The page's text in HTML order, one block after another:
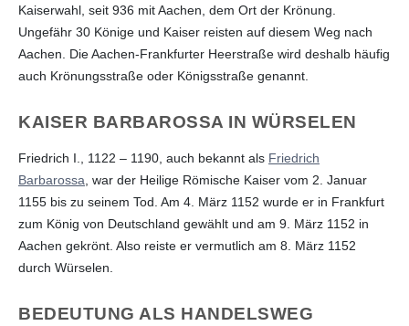
Kaiserwahl, seit 936 mit Aachen, dem Ort der Krönung.
Ungefähr 30 Könige und Kaiser reisten auf diesem Weg nach
Aachen. Die Aachen-Frankfurter Heerstraße wird deshalb häufig
auch Krönungsstraße oder Königsstraße genannt.
KAISER BARBAROSSA IN WÜRSELEN
Friedrich I., 1122 – 1190, auch bekannt als Friedrich
Barbarossa , war der Heilige Römische Kaiser vom 2. Januar
1155 bis zu seinem Tod. Am 4. März 1152 wurde er in Frankfurt
zum König von Deutschland gewählt und am 9. März 1152 in
Aachen gekrönt. Also reiste er vermutlich am 8. März 1152
durch Würselen.
BEDEUTUNG ALS HANDELSWEG